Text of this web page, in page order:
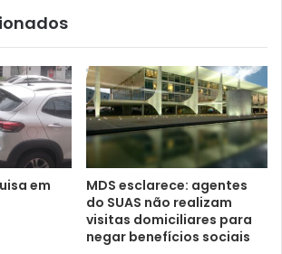
em
MDS esclarece: agentes
do SUAS não realizam
visitas domiciliares para
negar benefícios sociais